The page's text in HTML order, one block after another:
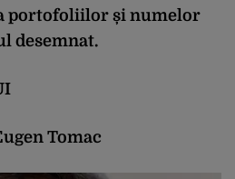
portofoliilor și numelor
desemnat.
Tomac